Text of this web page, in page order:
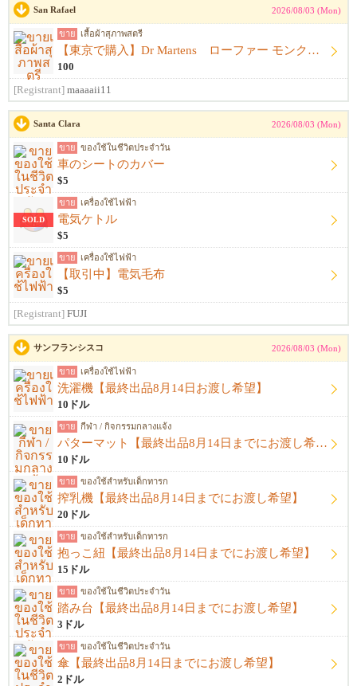
San Rafael 2026/08/03 (Mon)
ขาย เสื้อผ้าสุภาพสตรี
【東京で購入】Dr Martens ローファー モンクストラップ 黒 サイズ23.5cm〜24.0cm ドクターマーチン
100
[Registrant] maaaaii11
Santa Clara 2026/08/03 (Mon)
ขาย ของใช้ในชีวิตประจำวัน
車のシートのカバー
$5
SOLD
ขาย เครื่องใช้ไฟฟ้า
電気ケトル
$5
ขาย เครื่องใช้ไฟฟ้า
【取引中】電気毛布
$5
[Registrant] FUJI
サンフランシスコ 2026/08/03 (Mon)
ขาย เครื่องใช้ไฟฟ้า
洗濯機【最終出品8月14日お渡し希望】
10ドル
ขาย กีฬา / กิจกรรมกลางแจ้ง
パターマット【最終出品8月14日までにお渡し希望】
10ドル
ขาย ของใช้สำหรับเด็กทารก
搾乳機【最終出品8月14日までにお渡し希望】
20ドル
ขาย ของใช้สำหรับเด็กทารก
抱っこ紐【最終出品8月14日までにお渡し希望】
15ドル
ขาย ของใช้ในชีวิตประจำวัน
踏み台【最終出品8月14日までにお渡し希望】
3ドル
ขาย ของใช้ในชีวิตประจำวัน
傘【最終出品8月14日までにお渡し希望】
2ドル